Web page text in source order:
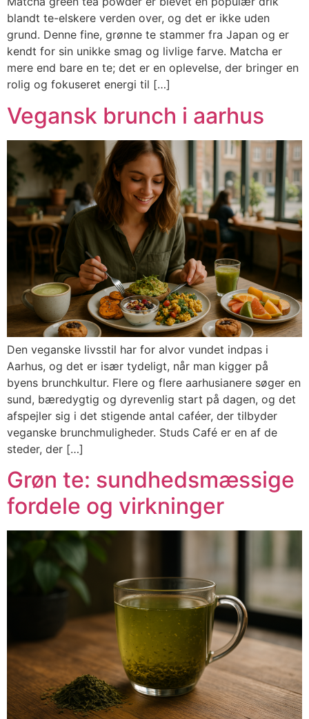
blandt te-elskere verden over, og det er ikke uden
grund. Denne fine, grønne te stammer fra Japan og er
kendt for sin unikke smag og livlige farve. Matcha er
mere end bare en te; det er en oplevelse, der bringer en
rolig og fokuseret energi til […]
Vegansk brunch i aarhus
Den veganske livsstil har for alvor vundet indpas i
Aarhus, og det er især tydeligt, når man kigger på
byens brunchkultur. Flere og flere aarhusianere søger en
sund, bæredygtig og dyrevenlig start på dagen, og det
afspejler sig i det stigende antal caféer, der tilbyder
veganske brunchmuligheder. Studs Café er en af de
steder, der […]
Grøn te: sundhedsmæssige
fordele og virkninger